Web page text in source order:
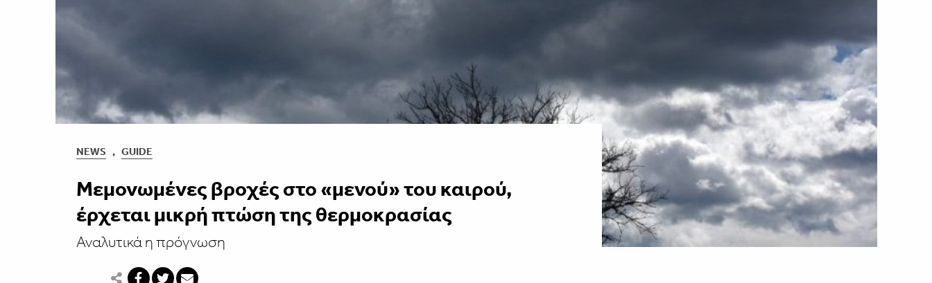
NEWS , GUIDE
Μεμονωμένες βροχές στο «μενού» του καιρού,
έρχεται μικρή πτώση της θερμοκρασίας
Αναλυτικά η πρόγνωση